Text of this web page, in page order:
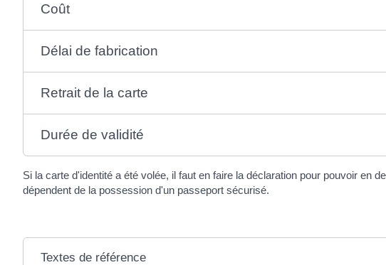
Coût
Délai de fabrication
Retrait de la carte
Durée de validité
Si la carte d'identité a été volée, il faut en faire la déclaration pour pouvoir en
dépendent de la possession d'un passeport sécurisé.
Textes de référence